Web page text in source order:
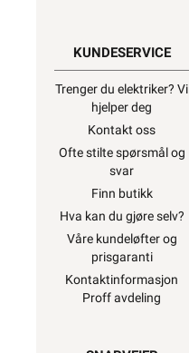
KUNDESERVICE
Trenger du elektriker? Vi
hjelper deg
Kontakt oss
Ofte stilte spørsmål og
svar
Finn butikk
Hva kan du gjøre selv?
Våre kundeløfter og
prisgaranti
Kontaktinformasjon
Proff avdeling